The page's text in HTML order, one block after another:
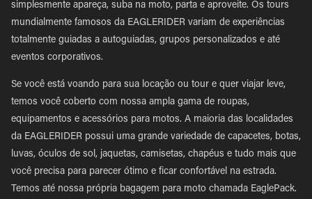
simplesmente apareça, suba na moto, parta e aproveite. Os tours
mundialmente famosos da EAGLERIDER variam de experiências
totalmente guiadas a autoguiadas, grupos personalizados e até
eventos corporativos.
Se você está voando para sua locação ou tour e quer viajar leve,
temos você coberto com nossa ampla gama de roupas,
equipamentos e acessórios para motos. A maioria das localidades
da EAGLERIDER possui uma grande variedade de capacetes, botas,
luvas, óculos de sol, jaquetas, camisetas, chapéus e tudo mais que
você precisa para parecer ótimo e ficar confortável na estrada.
Temos até nossa própria bagagem para moto chamada EaglePack.